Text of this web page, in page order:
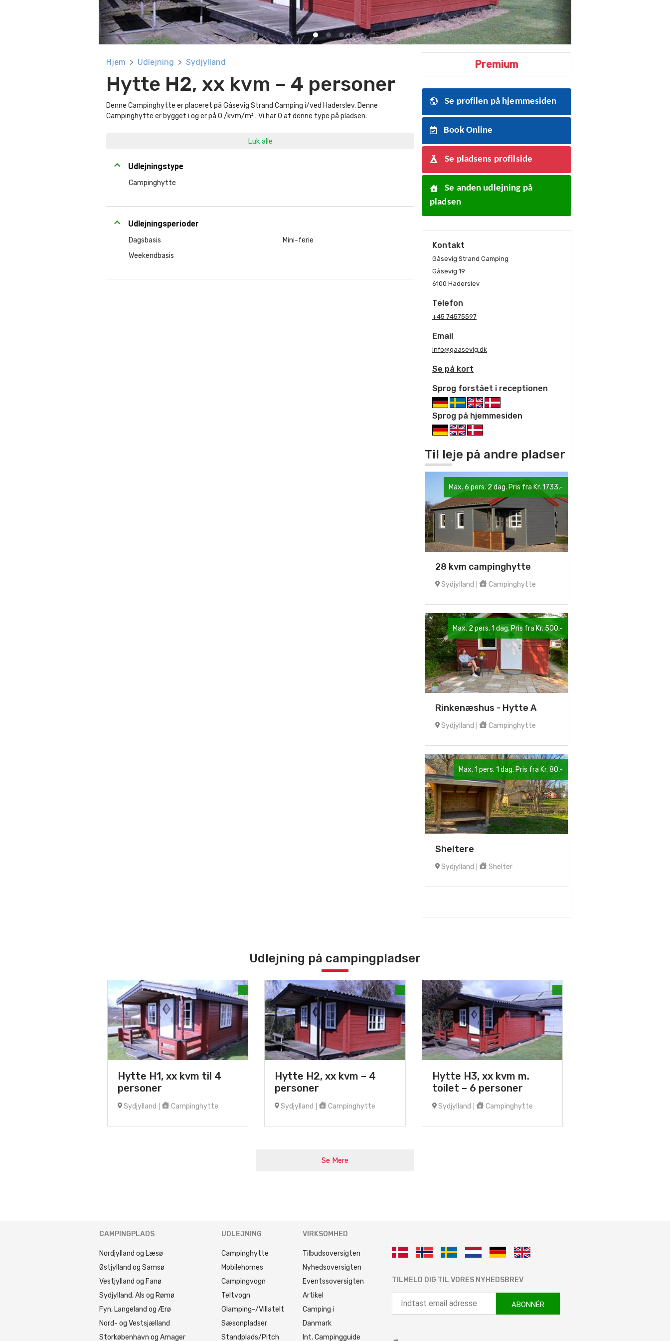
Hjem Udlejning Sydjylland
Hytte H2, xx kvm – 4 personer
Denne Campinghytte er placeret på Gåsevig Strand Camping i/ved Haderslev. Denne
Campinghytte er bygget i og er på 0 /kvm/m² . Vi har 0 af denne type på pladsen.
Luk alle
Udlejningstype
Campinghytte
Udlejningsperioder
Dagsbasis
Weekendbasis
Mini-ferie
Premium
Se profilen på hjemmesiden
Book Online
Se pladsens profilside
Se anden udlejning på
pladsen
Kontakt
Gåsevig Strand Camping
Gåsevig 19
6100 Haderslev
Telefon
+45 74575597
Email
info@gaasevig.dk
Se på kort
Sprog forstået i receptionen
Sprog på hjemmesiden
Til leje på andre pladser
Max. 6 pers. 2 dag. Pris fra Kr. 1733,-
28 kvm campinghytte
Sydjylland Campinghytte
Max. 2 pers. 1 dag. Pris fra Kr. 500,-
Rinkenæshus - Hytte A
Sydjylland Campinghytte
Max. 1 pers. 1 dag. Pris fra Kr. 80,-
Sheltere
Sydjylland Shelter
Udlejning på campingpladser
Hytte H1, xx kvm til 4
personer
Sydjylland Campinghytte
Hytte H2, xx kvm – 4
personer
Sydjylland | Campinghytte
Hytte H3, xx kvm m.
toilet – 6 personer
Sydjylland Campinghytte
Se Mere
CAMPINGPLADS
Nordjylland og Læsø
Østjylland og Samsø
Vestjylland og Fanø
Sydjylland, Als og Rømø
Fyn, Langeland og Ærø
Nord- og Vestsjælland
Storkøbenhavn og Amager
UDLEJNING
Campinghytte
Mobilehomes
Campingvogn
Teltvogn
Glamping-/Villatelt
Sæsonpladser
Standplads/Pitch
VIRKSOMHED
Tilbudsoversigten
Nyhedsoversigten
Eventssoversigten
Artikel
Camping i
Danmark
Int. Campingguide
TILMELD DIG TIL VORES NYHEDSBREV
ABONNÉR